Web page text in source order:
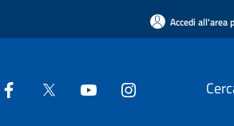
Accedi all'area